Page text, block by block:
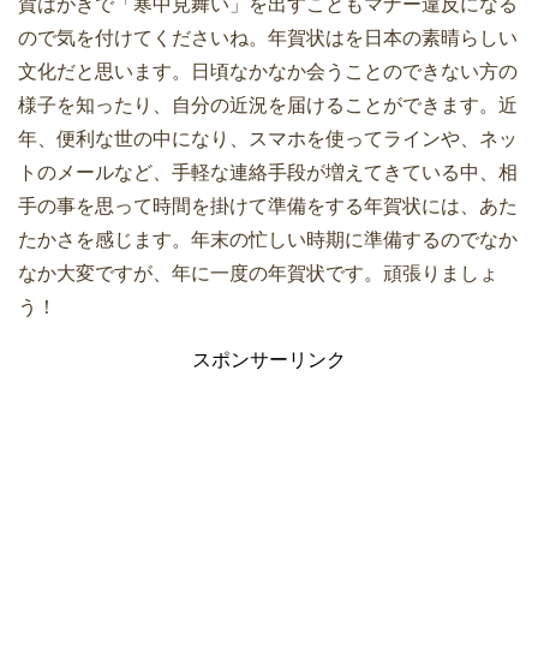
ので気を付けてくださいね。年賀状はを日本の素晴らしい
文化だと思います。日頃なかなか会うことのできない方の
様子を知ったり、自分の近況を届けることができます。近
年、便利な世の中になり、スマホを使ってラインや、ネッ
トのメールなど、手軽な連絡手段が増えてきている中、相
手の事を思って時間を掛けて準備をする年賀状には、あた
たかさを感じます。年末の忙しい時期に準備するのでなか
なか大変ですが、年に一度の年賀状です。頑張りましょ
う！
スポンサーリンク